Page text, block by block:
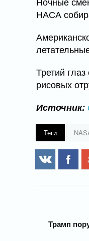
НАСА
Третий
рисовых
Источник:
Теги
Трамп